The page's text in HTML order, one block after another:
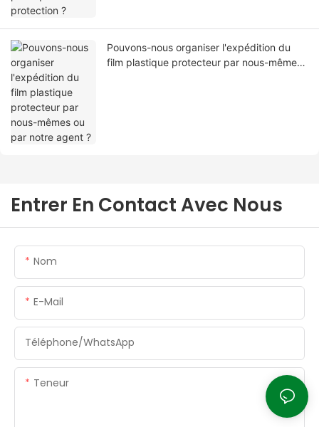
Pouvons-nous organiser l'expédition du
film plastique protecteur par nous-mêmes
Entrer En Contact Avec Nous
Nom
E-Mail
Téléphone/WhatsApp
Teneur